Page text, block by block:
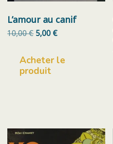
L’amour au canif
10,00€ Le
était :
10,00 €.
5,00 €Le
est :
Acheter le
produit